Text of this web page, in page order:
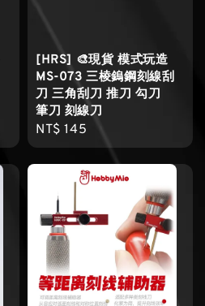
[HRS] 🎨現貨 模式玩造
MS-073 三棱鎢鋼刻線刮
刀 三角刮刀 推刀 勾刀
筆刀 刻線刀
Regular
price
NT$ 145